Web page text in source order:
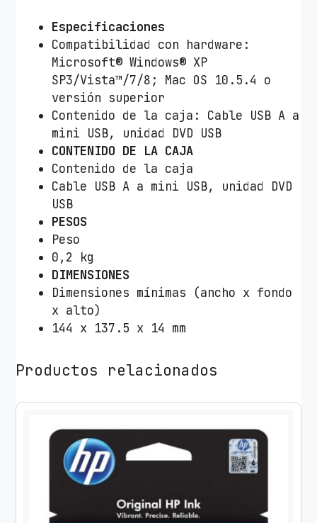
Especificaciones
Compatibilidad con hardware:
Microsoft® Windows® XP
SP3/Vista™/7/8; Mac OS 10.5.4 o
versión superior
Contenido de la caja: Cable USB A a
mini USB, unidad DVD USB
CONTENIDO DE LA CAJA
Contenido de la caja
Cable USB A a mini USB, unidad DVD
USB
PESOS
Peso
0,2 kg
DIMENSIONES
Dimensiones mínimas (ancho x fondo
x alto)
144 x 137.5 x 14 mm
Productos relacionados